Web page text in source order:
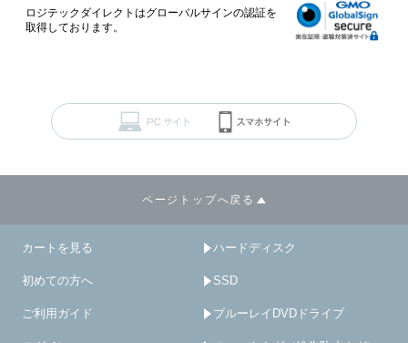
ロジテックダイレクトはグローバルサインの認証を
取得しております。
ページトップへ戻る
カートを見る
初めての方へ
ご利用ガイド
ハードディスク
SSD
ブルーレイDVDドライブ